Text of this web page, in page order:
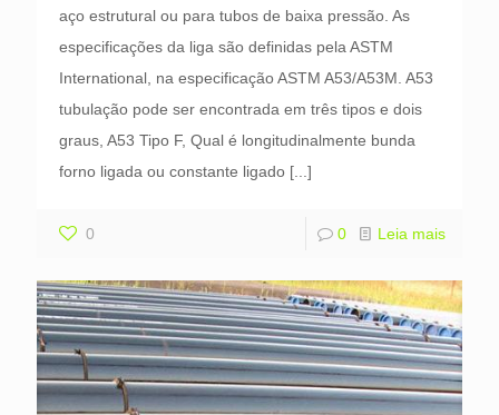
aço estrutural ou para tubos de baixa pressão. As
especificações da liga são definidas pela ASTM
International, na especificação ASTM A53/A53M. A53
tubulação pode ser encontrada em três tipos e dois
graus, A53 Tipo F, Qual é longitudinalmente bunda
forno ligada ou constante ligado [...]
0 0 Leia mais